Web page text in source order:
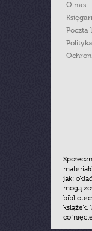
O nas
Poczta
jak:
mogą
książek.